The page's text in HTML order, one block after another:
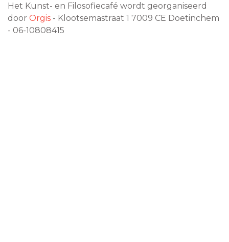
Het Kunst- en Filosofiecafé wordt georganiseerd
door Orgis - Klootsemastraat 1 7009 CE Doetinchem
- 06-10808415